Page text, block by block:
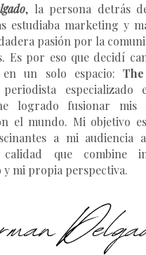
, la persona detrás
estudiaba marketing y
pasión por la
Es por eso que decidí
un solo espacio:
especializado
logrado fusionar mis
el mundo. Mi objetivo
a mi audiencia
que combine
mi propia perspectiva.